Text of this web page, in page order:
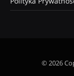
© 2026